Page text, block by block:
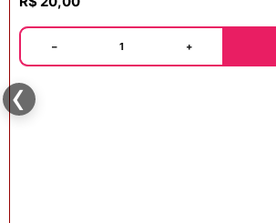
− +
‹